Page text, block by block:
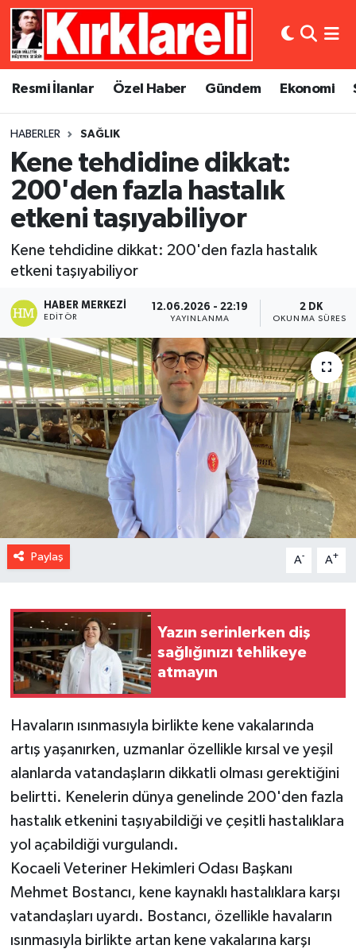
Resmi İlanlar Özel Haber Gündem Ekonomi
HABERLER SAĞLIK
Kene tehdidine dikkat:
200'den fazla hastalık
etkeni taşıyabiliyor
Kene tehdidine dikkat: 200'den fazla hastalık
etkeni taşıyabiliyor
HABER MERKEZI
EDITÖR
12.06.2026 - 22:19
YAYINLANMA
2 DK
OKUNMA SÜRESI
Paylaş A- A+
Yazın serinlerken diş
sağlığınızı tehlikeye
atmayın
Havaların ısınmasıyla birlikte kene vakalarında
artış yaşanırken, uzmanlar özellikle kırsal ve yeşil
alanlarda vatandaşların dikkatli olması gerektiğini
belirtti. Kenelerin dünya genelinde 200'den fazla
hastalık etkenini taşıyabildiği ve çeşitli hastalıklara
yol açabildiği vurgulandı.
Kocaeli Veteriner Hekimleri Odası Başkanı
Mehmet Bostancı, kene kaynaklı hastalıklara karşı
vatandaşları uyardı. Bostancı, özellikle havaların
ısınmasıyla birlikte artan kene vakalarına karşı
Resmi İlanlar
Gündem
Ekonomi
Siyaset
Spor
Asayiş
Dünya
Eğitim
Kültür Sanat
Magazin
Medya
Sağlık
Künye
Gizlilik Sözleşmesi
Merkez Nöbetçi Eczaneler
Merkez Trafik Yoğunluk Haritası
Süper Lig Puan Durumu ve Fikstür
Tüm Manşetler
Son Dakika Haberleri
Haber Arşivi